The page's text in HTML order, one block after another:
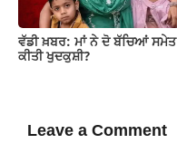
ਵੱਡੀ ਖ਼ਬਰ: ਮਾਂ ਨੇ ਦੋ ਬੱਚਿਆਂ ਸਮੇਤ
ਕੀਤੀ ਖੁਦਕੁਸ਼ੀ?
Leave a Comment